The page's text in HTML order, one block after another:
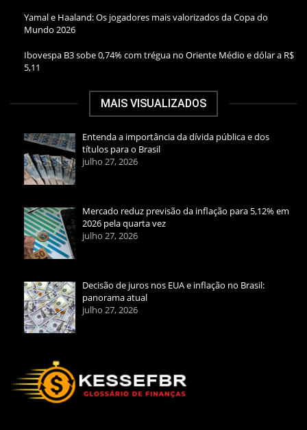
Yamal e Haaland: Os jogadores mais valorizados da Copa do
Mundo 2026
Ibovespa B3 sobe 0,74% com trégua no Oriente Médio e dólar a R$
5,11
MAIS VISUALIZADOS
Entenda a importância da dívida pública e dos
títulos para o Brasil
julho 27, 2026
Mercado reduz previsão da inflação para 5,12% em
2026 pela quarta vez
julho 27, 2026
Decisão de juros nos EUA e inflação no Brasil:
panorama atual
julho 27, 2026